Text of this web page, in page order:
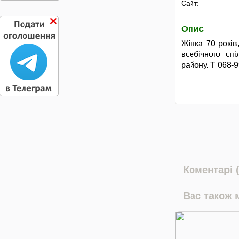
Сайт:
Опис
Жінка 70
всебічного
району. Т. 068-
Коментарі
Вас також